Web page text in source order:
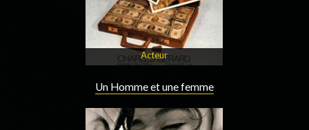
Acteur
Un Homme et une femme